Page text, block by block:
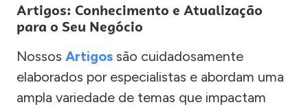
Artigos: Conhecimento e Atualização
para o Seu Negócio
Nossos Artigos são cuidadosamente
elaborados por especialistas e abordam uma
ampla variedade de temas que impactam